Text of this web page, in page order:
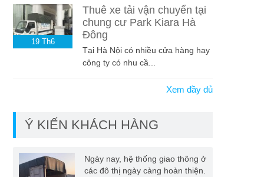
19 Th6
Thuê xe tải vận chuyển tại
chung cư Park Kiara Hà
Đông
Tại Hà Nội có nhiều cửa hàng hay
công ty có nhu cầ...
Xem đầy đủ
Ý KIẾN KHÁCH HÀNG
Ngày nay, hệ thống giao thông ở
các đô thị ngày càng hoàn thiện.